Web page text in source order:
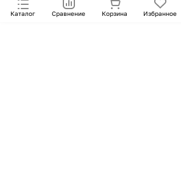
Каталог Сравнение Корзина Избранное